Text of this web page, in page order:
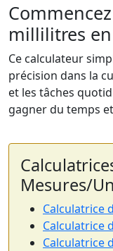
millilitres
Ce calculateur
précision dans la
et les tâches
gagner du temps
Mesures/
Calculatrice
Calculatrice
Calculatrice